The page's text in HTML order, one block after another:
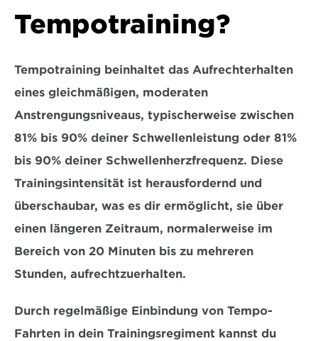
Tempotraining?
Tempotraining beinhaltet das Aufrechterhalten
eines gleichmäßigen, moderaten
81% bis 90% deiner Schwellenleistung oder 81%
bis 90% deiner Schwellenherzfrequenz. Diese
Trainingsintensität ist herausfordernd und
überschaubar, was es dir ermöglicht, sie über
einen längeren Zeitraum, normalerweise im
Bereich von 20 Minuten bis zu mehreren
Stunden, aufrechtzuerhalten.
Durch regelmäßige Einbindung von Tempo-
Fahrten in dein Trainingsregiment kannst du